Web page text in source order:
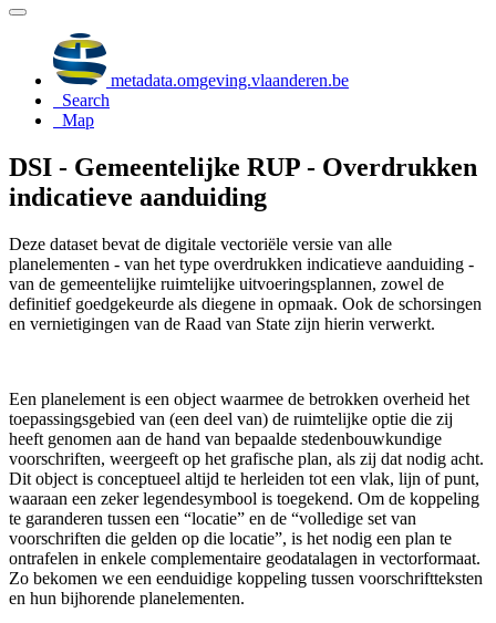
metadata.omgeving.vlaanderen.be
Search
Map
DSI - Gemeentelijke RUP - Overdrukken
indicatieve aanduiding
Deze dataset bevat de digitale vectoriële versie van alle
planelementen - van het type overdrukken indicatieve aanduiding -
van de gemeentelijke ruimtelijke uitvoeringsplannen, zowel de
definitief goedgekeurde als diegene in opmaak. Ook de schorsingen
en vernietigingen van de Raad van State zijn hierin verwerkt.
Een planelement is een object waarmee de betrokken overheid het
toepassingsgebied van (een deel van) de ruimtelijke optie die zij
heeft genomen aan de hand van bepaalde stedenbouwkundige
voorschriften, weergeeft op het grafische plan, als zij dat nodig acht.
Dit object is conceptueel altijd te herleiden tot een vlak, lijn of punt,
waaraan een zeker legendesymbool is toegekend. Om de koppeling
te garanderen tussen een “locatie” en de “volledige set van
voorschriften die gelden op die locatie”, is het nodig een plan te
ontrafelen in enkele complementaire geodatalagen in vectorformaat.
Zo bekomen we een eenduidige koppeling tussen voorschriftteksten
en hun bijhorende planelementen.